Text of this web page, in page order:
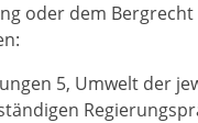
oder dem Bergrecht
5, Umwelt der